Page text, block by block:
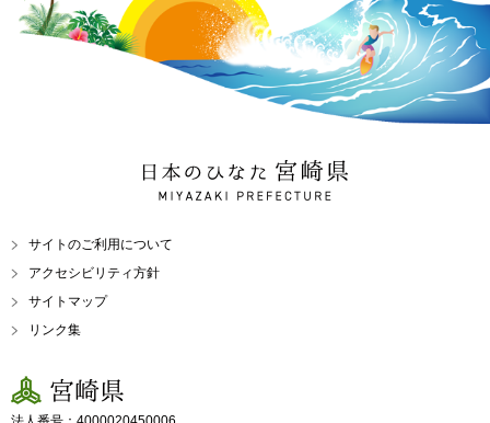
日本のひなた 宮崎県
MIYAZAKI PREFECTURE
サイトのご利用について
アクセシビリティ方針
サイトマップ
リンク集
宮崎県